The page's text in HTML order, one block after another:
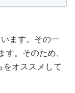
ます。その一
す。そのため、
をオススメして